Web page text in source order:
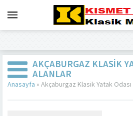
AKÇABURGAZ KLASIK
ALANLAR
Anasayfa » Akçaburgaz Klasik Yatak